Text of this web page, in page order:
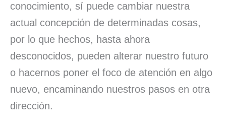
conocimiento, sí puede cambiar nuestra
actual concepción de determinadas cosas,
por lo que hechos, hasta ahora
desconocidos, pueden alterar nuestro futuro
o hacernos poner el foco de atención en algo
nuevo, encaminando nuestros pasos en otra
dirección.